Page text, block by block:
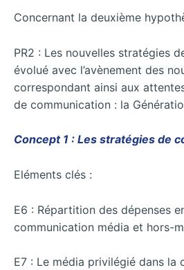
Concernant la deuxième
PR2 : Les nouvelles stratégies
évolué avec l’avènement des
correspondant ainsi aux
de communication : la
Concept 1 : Les stratégies de
Eléments clés :
E6 : Répartition des dépenses
communication média et hors-
E7 : Le média privilégié dans la